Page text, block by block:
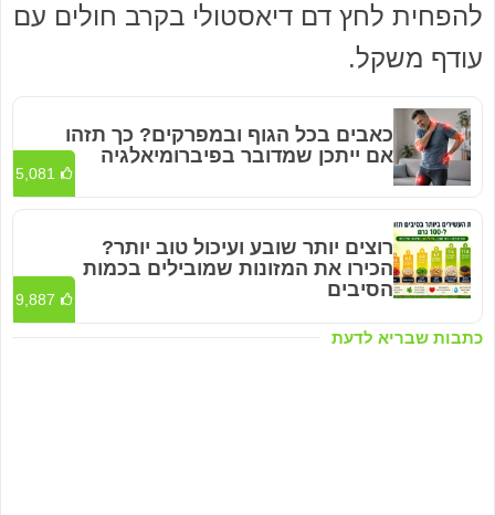
להפחית לחץ דם דיאסטולי בקרב חולים עם
עודף משקל.
כתבות שבריא לדעת
כאבים בכל הגוף ובמפרקים? כך תזהו
אם ייתכן שמדובר בפיברומיאלגיה
5,081
רוצים יותר שובע ועיכול טוב יותר?
הכירו את המזונות שמובילים בכמות
הסיבים
9,887